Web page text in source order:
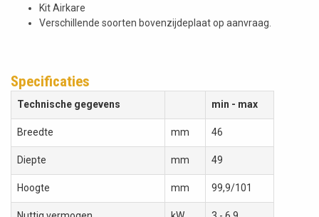
Kit Airkare
Verschillende soorten bovenzijdeplaat op aanvraag.
Specificaties
Technische gegevens min - max
Breedte mm 46
Diepte mm 49
Hoogte mm 99,9/101